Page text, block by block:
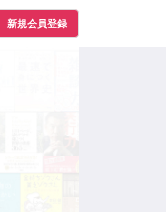
新規会員登録